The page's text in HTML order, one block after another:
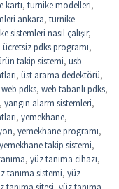
kartı, turnike modelleri,
ankara, turnike
sistemleri nasıl çalışır,
ücretsiz pdks programı,
takip sistemi, usb
, üst arama dedektörü,
web pdks, web tabanlı pdks,
, yangın alarm sistemleri,
, yemekhane,
, yemekhane programı,
yemekhane takip sistemi,
, yüz tanıma cihazı,
tanıma sistemi, yüz